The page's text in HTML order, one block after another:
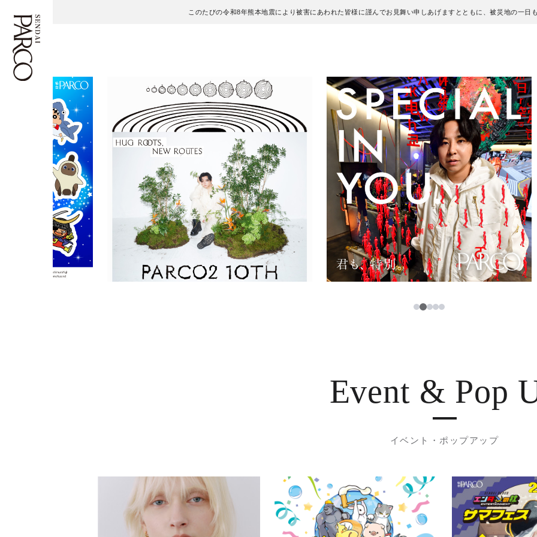
このたびの令和8年熊本地震により被害にあわれた皆様に謹んでお見舞い申しあげますとともに、被災地の一日
フロアガイド
施設案内・アクセス
イベント・ポップアップ
ニュース
レストラン・カフェ
TAX FREE
PARCOメンバーズ
ENGLISH
繁体字
簡体字
한국어
ภาษาไทย
日本語
12345
Event & Pop
イベント・ポップアップ